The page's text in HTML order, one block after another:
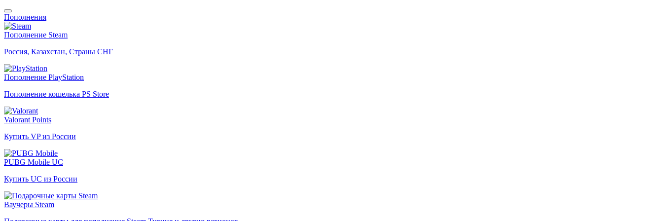
Пополнения
Пополнение Steam
Россия, Казахстан, Страны СНГ
Пополнение PlayStation
Пополнение кошелька PS Store
Valorant Points
Купить VP из России
PUBG Mobile UC
Купить UC из России
Ваучеры Steam